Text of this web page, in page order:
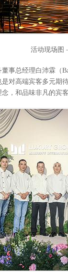
活动现场图
事总经理白沛霖（
对高端宾客多元期
，和品味非凡的宾